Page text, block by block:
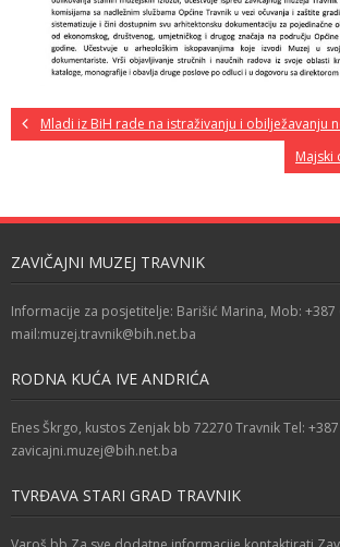
Mladi iz BiH rade na istraživanju i obilježavanju
Majski
ZAVIČAJNI MUZEJ TRAVNIK
Informacije za posjetitelje: Barišić Marina, Mob: +387
mail:muzej.travnik@bih.net.ba
RODNA KUĆA IVE ANDRIĆA
Enes Škrgo, kustos Zenjak bb 72270 Travnik Tel:
zavicajni.muzej@bih.net.ba
TVRĐAVA STARI GRAD TRAVNIK